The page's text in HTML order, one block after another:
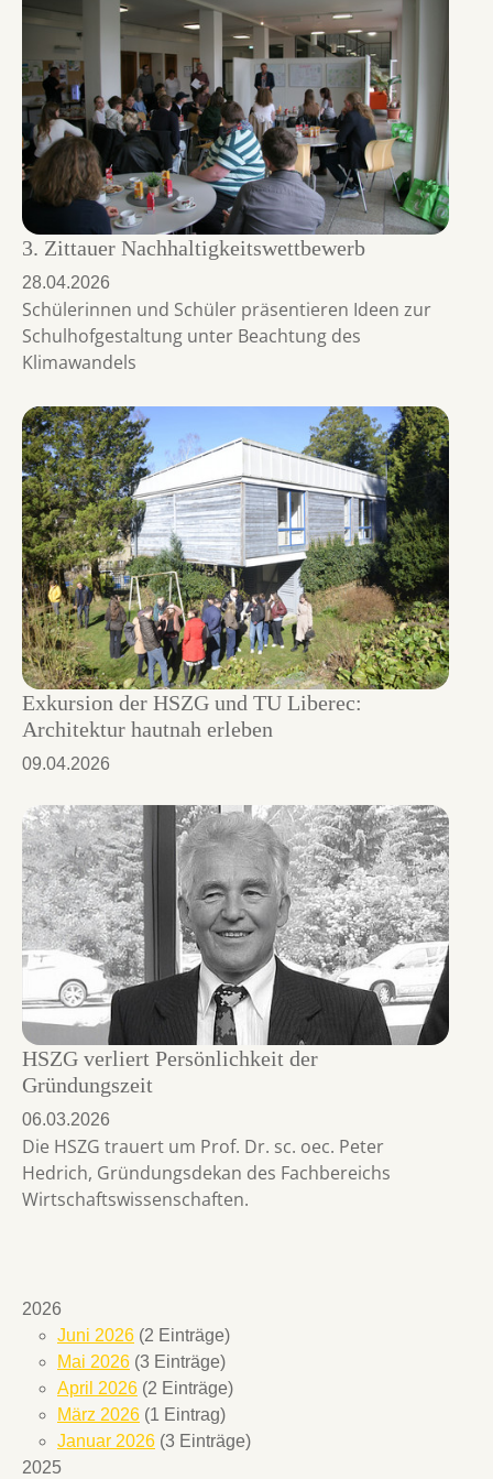
3. Zittauer Nachhaltigkeitswettbewerb
28.04.2026
Schülerinnen und Schüler präsentieren Ideen zur
Schulhofgestaltung unter Beachtung des
Klimawandels
Exkursion der HSZG und TU Liberec:
Architektur hautnah erleben
09.04.2026
HSZG verliert Persönlichkeit der
Gründungszeit
06.03.2026
Die HSZG trauert um Prof. Dr. sc. oec. Peter
Hedrich, Gründungsdekan des Fachbereichs
Wirtschaftswissenschaften.
2026
Juni 2026 (2 Einträge)
Mai 2026 (3 Einträge)
April 2026 (2 Einträge)
März 2026 (1 Eintrag)
Januar 2026 (3 Einträge)
2025